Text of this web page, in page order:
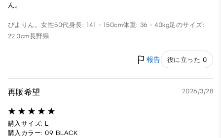
ん。
ぴよりん。女性50代身長: 141 - 150cm体重: 36 - 40kg足のサイズ:
22.0cm長野県
報告 役に立った 0
再販希望 2026/3/28
購入サイズ: L
購入カラー: 09 BLACK